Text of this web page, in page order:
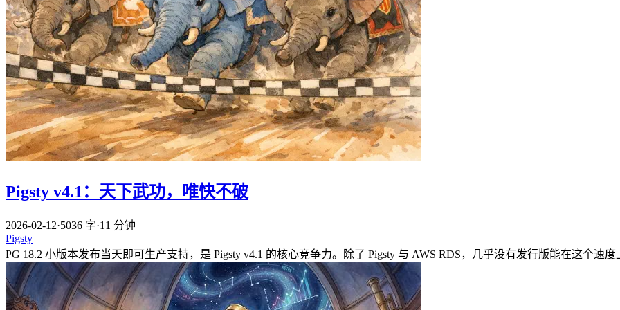
Pigsty v4.1：天下武功，唯快不破
2026-02-12·5036 字·11 分钟
Pigsty
PG 18.2 小版本发布当天即可生产支持，是 Pigsty v4.1 的核心竞争力。除了 Pigsty 与 AWS RDS，几乎没有发行版能在这个速度